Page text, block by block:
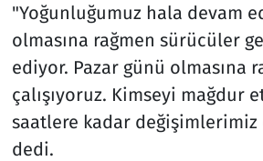
"Yoğunluğumuz hala devam
olmasına rağmen sürücüler
ediyor. Pazar günü olmasına
çalışıyoruz. Kimseyi mağdur
saatlere kadar
dedi.